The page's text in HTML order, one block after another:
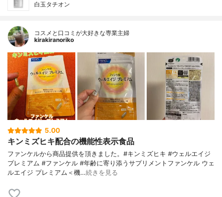
白玉タチオン
コスメと口コミが大好きな専業主婦
kirakiranoriko
5.00
キンミズヒキ配合の機能性表示食品
ファンケルから商品提供を頂きました。#キンミズヒキ #ウェルエイジ
プレミアム #ファンケル #年齢に寄り添うサプリメントファンケル ウェ
ルエイジ プレミアム＜機…続きを見る